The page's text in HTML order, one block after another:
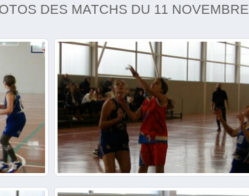
DES MATCHS DU 11 NOVEMBRE